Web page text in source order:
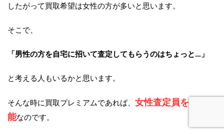
したがって買取希望は女性の方が多いと思います。
そこで、
「男性の方を自宅に招いて査定してもらうのはちょっと…」
と考える人もいるかと思います。
そんな時に買取プレミアムであれば、 女性査定員を指名可
能なのです。